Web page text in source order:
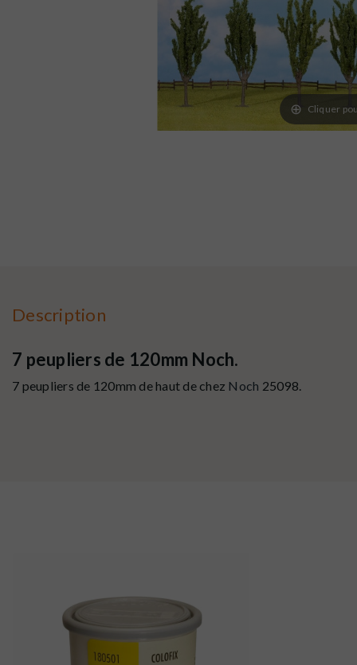
Cliquer
Description
7 peupliers de 120mm Noch.
7 peupliers de 120mm de haut de chez Noch 25098.